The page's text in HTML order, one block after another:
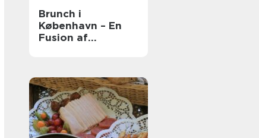
Brunch i
København – En
Fusion af